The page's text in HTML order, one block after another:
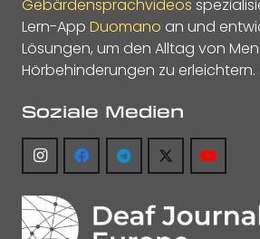
Gebärdensprachvideos
Lern-App Duomano an und
Lösungen, um den Alltag von
Hörbehinderungen zu erleichtern.
Soziale Medien